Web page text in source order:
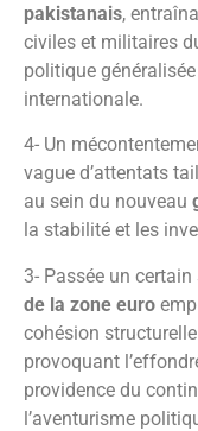
pakistanais,
civiles et militaires
politique
internationale.
4- Un
vague d’attentats
au sein du nouveau
la stabilité et les
3- Passée un certain
de la zone euro
cohésion
provoquant
providence du
l’aventurisme